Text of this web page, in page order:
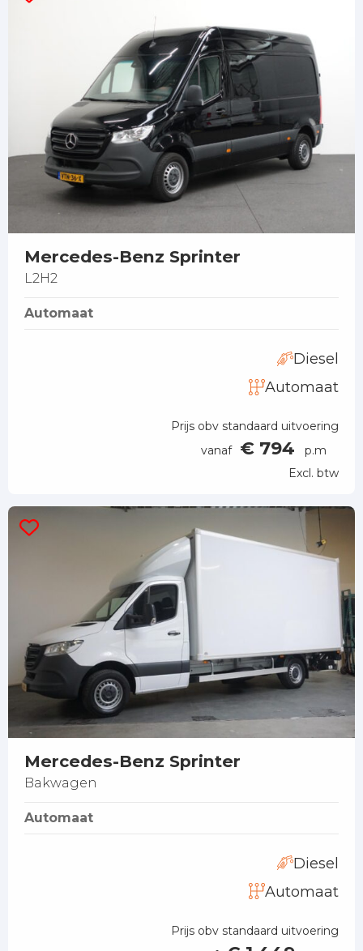
Mercedes-Benz Sprinter
L2H2
Automaat
Diesel
Automaat
Prijs obv standaard uitvoering
vanaf € 794
p.m
Excl. btw
Mercedes-Benz Sprinter
Bakwagen
Automaat
Diesel
Automaat
Prijs obv standaard uitvoering